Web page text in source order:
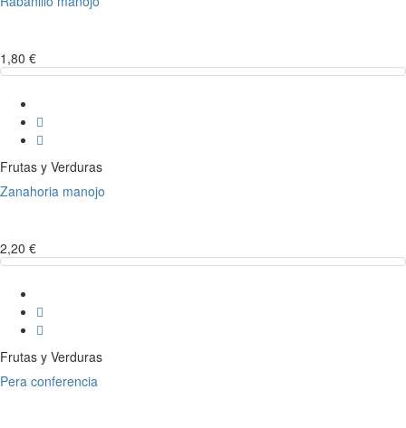
1,80 €
Frutas y Verduras
Zanahoria manojo
2,20 €
Frutas y Verduras
Pera conferencia